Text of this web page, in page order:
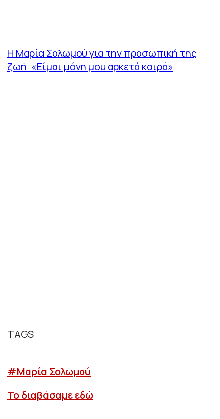
Η Μαρία Σολωμού για την προσωπική της
ζωή: «Είμαι μόνη μου αρκετό καιρό»
TAGS
#Μαρία Σολωμού
Το διαβάσαμε εδώ